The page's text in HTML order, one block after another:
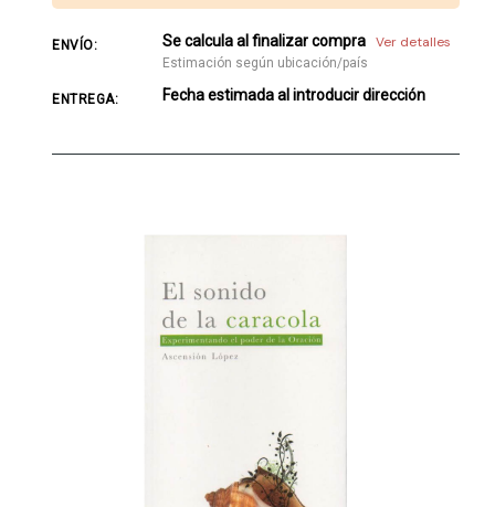
ENVÍO: Se calcula al finalizar compra Ver detalles
Estimación según ubicación/país
ENTREGA: Fecha estimada al introducir dirección